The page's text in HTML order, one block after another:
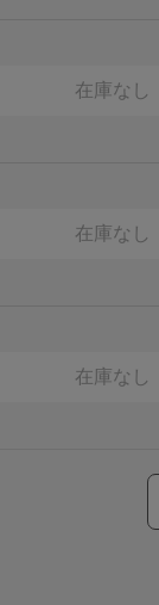
在庫なし
在庫なし
在庫なし